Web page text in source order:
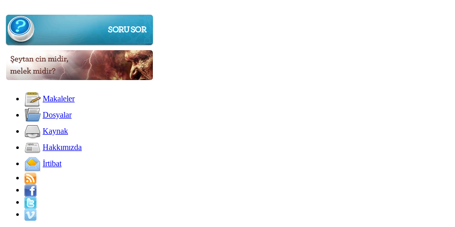
Makaleler
Dosyalar
Kaynak
Hakkımızda
İrtibat